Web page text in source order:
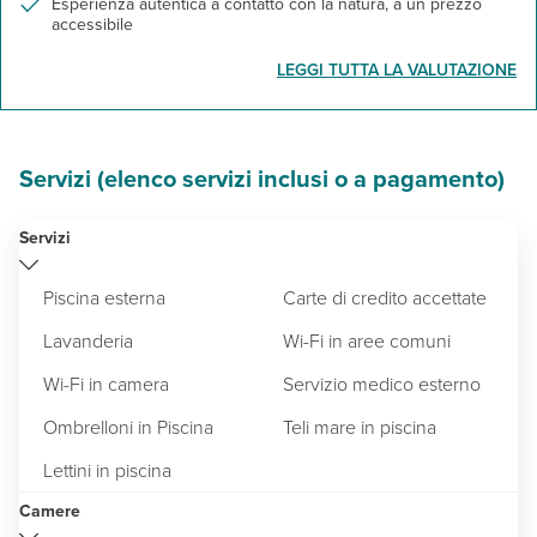
accessibile
LEGGI TUTTA LA VALUTAZIONE
Servizi (elenco servizi inclusi o a pagamento)
Servizi
Piscina esterna
Carte di credito accettate
Lavanderia
Wi-Fi in aree comuni
Wi-Fi in camera
Servizio medico esterno
Ombrelloni in Piscina
Teli mare in piscina
Lettini in piscina
Camere